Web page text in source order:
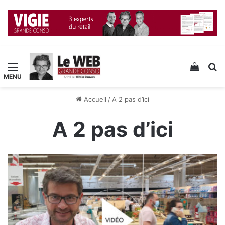
Menu Voir
Accueil /A 2 pas d’ici
A 2 pas d’ici